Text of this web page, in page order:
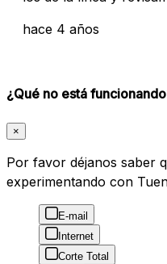
hace 4 años
¿Qué no está
×
Por favor déjanos saber
experimentando con
E-mail
Internet
Corte Total